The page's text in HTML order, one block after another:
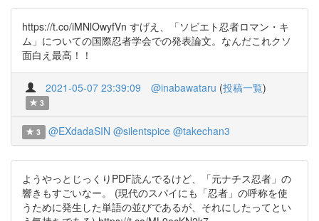
https://t.co/iMNlOwyfVn すげえ、「ソビエト忍者ロマン・キ
ム」についての国際忍者学会での発表論文。なんだこれクソ
面白え最高！！
2021-05-07 23:39:09 @inabawataru (投稿一覧)
3
3 @EXdadaSIN @silentspice @takechan3
ようやっとじっくりPDF読んでるけど、「元ナチス忍者」の
響きもすごいなー。 (現代のスパイにも「忍者」の呼称を使
うために発生した単語の並びであるが、それにしたってとい